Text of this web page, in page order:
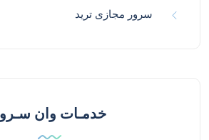
سرور مجازی ترید
خدمـات وان سـرور